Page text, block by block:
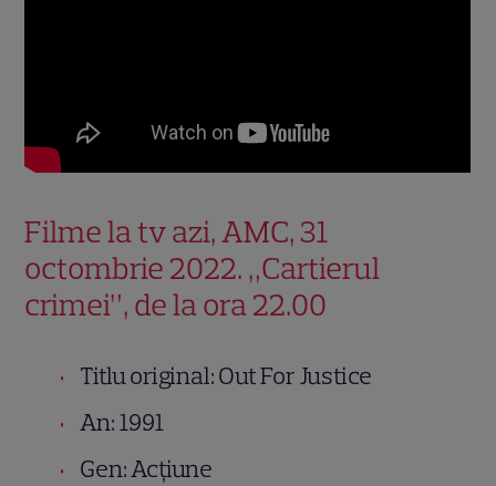
Filme la tv azi, AMC, 31
octombrie 2022. „Cartierul
crimei”, de la ora 22.00
Titlu original: Out For Justice
An: 1991
Gen: Acțiune